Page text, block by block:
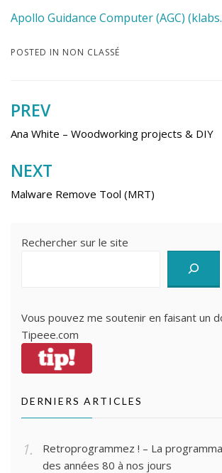
Apollo Guidance Computer (AGC)
POSTED IN NON CLASSÉ
Navigation
de
l’article
PREV
Ana White – Woodworking projects & DIY
NEXT
Malware Remove Tool (MRT)
Rechercher sur le site
Vous pouvez me soutenir en faisant un
Tipeee.com
DERNIERS ARTICLES
Retroprogrammez ! – La
des années 80 à nos jours